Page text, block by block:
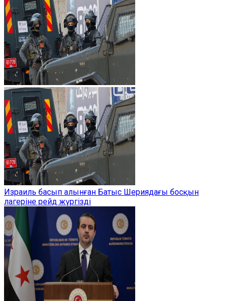
Израиль басып алынған Батыс Шериядағы босқын
лагеріне рейд жүргізді